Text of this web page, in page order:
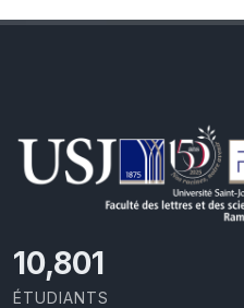
11,727
ÉTUDIANTS